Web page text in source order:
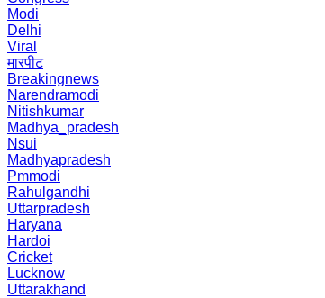
Modi
Delhi
Viral
मारपीट
Breakingnews
Narendramodi
Nitishkumar
Madhya_pradesh
Nsui
Madhyapradesh
Pmmodi
Rahulgandhi
Uttarpradesh
Haryana
Hardoi
Cricket
Lucknow
Uttarakhand